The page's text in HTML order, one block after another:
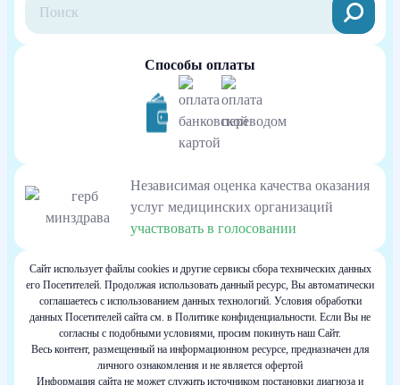
Способы оплаты
Независимая оценка качества оказания
услуг медицинских организаций
участвовать в голосовании
Сайт использует файлы cookies и другие сервисы сбора технических данных
его Посетителей. Продолжая использовать данный ресурс, Вы автоматически
соглашаетесь с использованием данных технологий. Условия обработки
данных Посетителей сайта см. в Политике конфиденциальности. Если Вы не
согласны с подобными условиями, просим покинуть наш Сайт.
Весь контент, размещенный на информационном ресурсе, предназначен для
личного ознакомления и не является офертой
Информация сайта не может служить источником постановки диагноза и